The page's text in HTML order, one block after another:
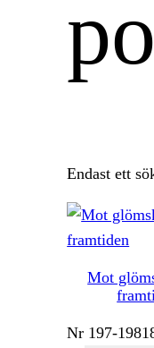
Endast ett
Mot
Nr 197-198